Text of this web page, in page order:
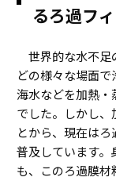
るろ過フ
世界的な水不足
どの様々な場面で
海水などを加熱・
でした。しかし、
とから、現在は
普及しています。
も、このろ過膜材